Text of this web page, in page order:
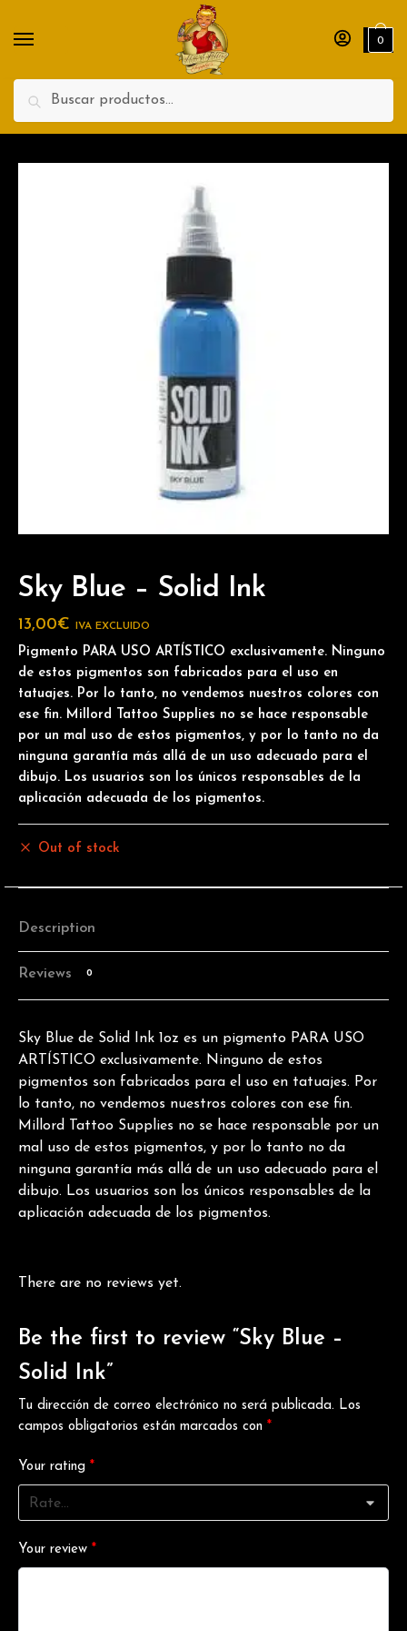
Search
0
Sky Blue – Solid Ink
13,00€ IVA EXCLUIDO
Pigmento PARA USO ARTÍSTICO exclusivamente. Ninguno
de estos pigmentos son fabricados para el uso en
tatuajes. Por lo tanto, no vendemos nuestros colores con
ese fin. Millord Tattoo Supplies no se hace responsable
por un mal uso de estos pigmentos, y por lo tanto no da
ninguna garantía más allá de un uso adecuado para el
dibujo. Los usuarios son los únicos responsables de la
aplicación adecuada de los pigmentos.
Out of stock
Apellidos
Description
Reviews 0
Sky Blue de Solid Ink 1oz es un pigmento PARA USO
ARTÍSTICO exclusivamente. Ninguno de estos
pigmentos son fabricados para el uso en tatuajes. Por
lo tanto, no vendemos nuestros colores con ese fin.
Millord Tattoo Supplies no se hace responsable por un
mal uso de estos pigmentos, y por lo tanto no da
ninguna garantía más allá de un uso adecuado para el
dibujo. Los usuarios son los únicos responsables de la
aplicación adecuada de los pigmentos.
There are no reviews yet.
Be the first to review “Sky Blue –
Solid Ink”
Tu dirección de correo electrónico no será publicada. Los
campos obligatorios están marcados con *
Your rating *
Your review *